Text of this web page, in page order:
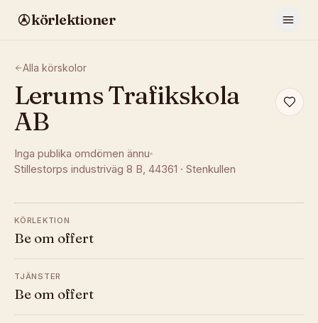
körlektioner
Alla körskolor
Lerums Trafikskola
AB
Inga publika omdömen ännu
Stillestorps industriväg 8 B, 44361 · Stenkullen
KÖRLEKTION
Be om offert
TJÄNSTER
Be om offert